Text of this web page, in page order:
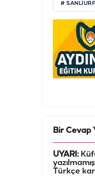
#
Bir Cevap
UYARI:
Türkçe